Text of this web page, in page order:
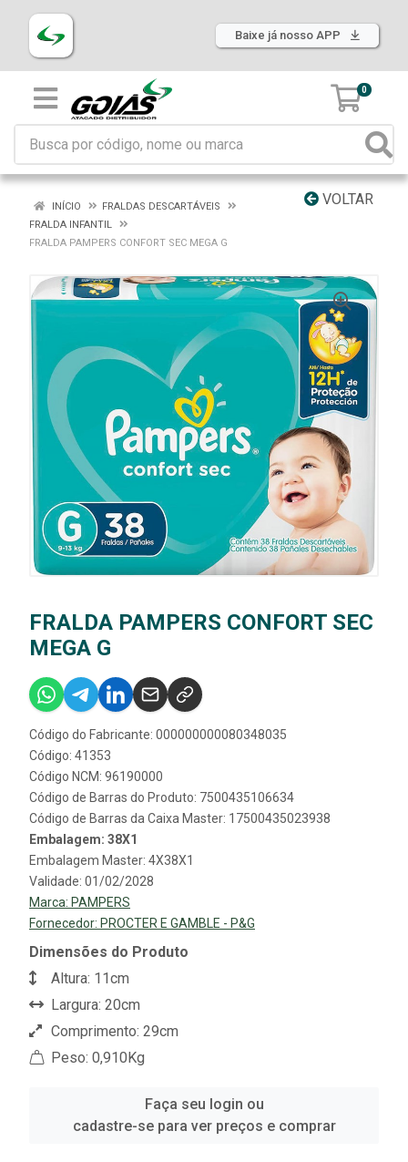
Baixe já nosso APP
0
VOLTAR
INÍCIO
FRALDAS DESCARTÁVEIS
FRALDA INFANTIL
FRALDA PAMPERS CONFORT SEC MEGA G
FRALDA PAMPERS CONFORT SEC
MEGA G
Código do Fabricante: 000000000080348035
Código: 41353
Código NCM: 96190000
Código de Barras do Produto: 7500435106634
Código de Barras da Caixa Master: 17500435023938
Embalagem: 38X1
Embalagem Master: 4X38X1
Validade: 01/02/2028
Marca: PAMPERS
Fornecedor: PROCTER E GAMBLE - P&G
Dimensões do Produto
Altura: 11cm
Largura: 20cm
Comprimento: 29cm
Peso: 0,910Kg
Faça seu login ou
cadastre-se para ver preços e comprar